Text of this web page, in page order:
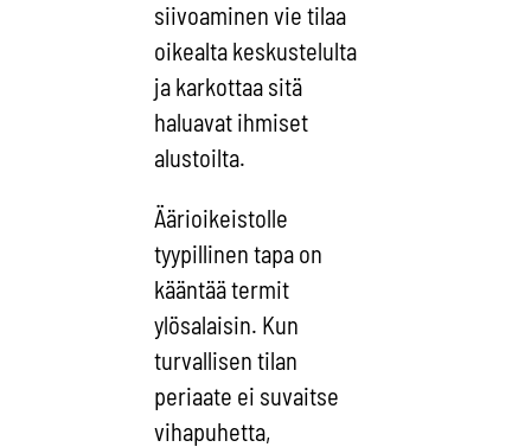
siivoaminen vie tilaa
oikealta keskustelulta
ja karkottaa sitä
haluavat ihmiset
alustoilta.
Äärioikeistolle
tyypillinen tapa on
kääntää termit
ylösalaisin. Kun
turvallisen tilan
periaate ei suvaitse
vihapuhetta,